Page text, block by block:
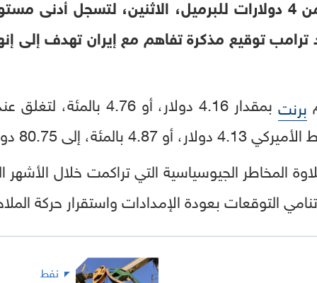
تراجعت أسعار النفط بأكثر من 4 دولارات للبرميل، الاثنين،
ترامب توقيع مذكرة تفاهم مع إيران تهدف إلى
برنت
80.75 دولارا للبرميل.
المخاطر الجيوسياسية التي تراكمت خلال
التوقعات بعودة الإمدادات واستقرار حركة
نفط